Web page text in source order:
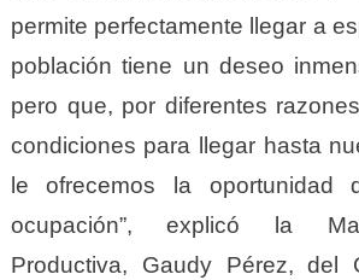
permite perfectamente llegar a
población tiene un deseo
pero que, por diferentes
condiciones para llegar hasta
le ofrecemos la oportunidad
ocupación”, explicó la
Productiva, Gaudy Pérez, del